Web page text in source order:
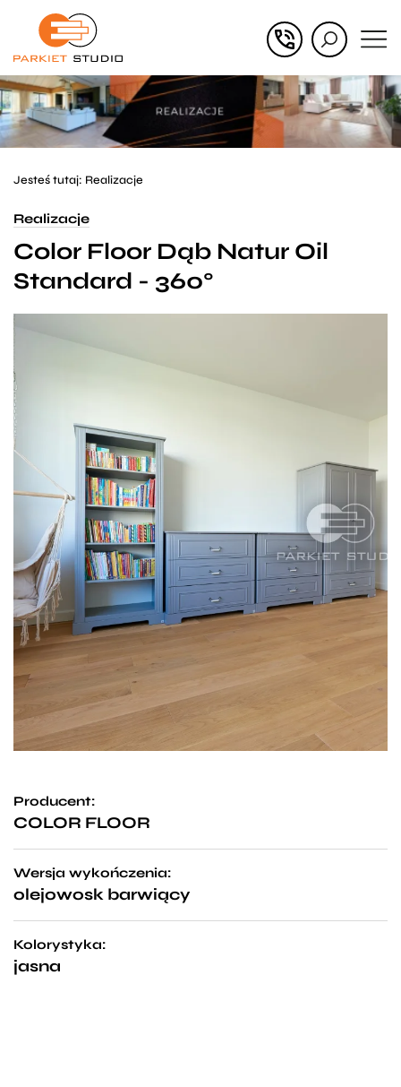
Przejdź
głównego
Przejdź
menu
w
stopce
Jesteś tutaj: Realizacje
Realizacje
Color Floor Dąb Natur Oil
Standard - 360°
Producent:
COLOR FLOOR
Wersja wykończenia:
olejowosk barwiący
Kolorystyka:
jasna